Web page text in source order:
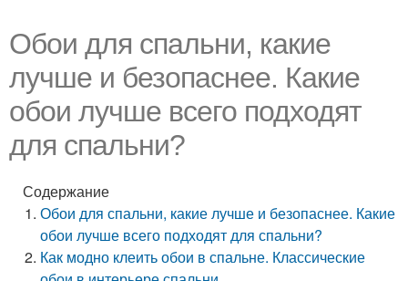
Обои для спальни, какие
лучше и безопаснее. Какие
обои лучше всего подходят
для спальни?
Содержание
Обои для спальни, какие лучше и безопаснее. Какие
обои лучше всего подходят для спальни?
Как модно клеить обои в спальне. Классические